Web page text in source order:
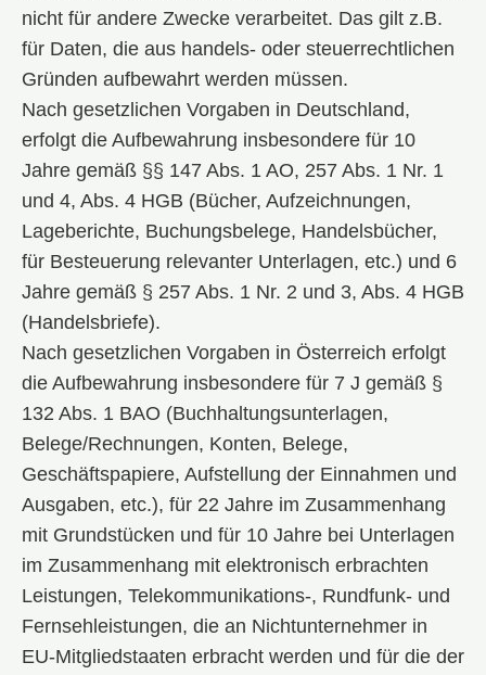
nicht für andere Zwecke verarbeitet. Das gilt z.B.
für Daten, die aus handels- oder steuerrechtlichen
Gründen aufbewahrt werden müssen.
Nach gesetzlichen Vorgaben in Deutschland,
erfolgt die Aufbewahrung insbesondere für 10
Jahre gemäß §§ 147 Abs. 1 AO, 257 Abs. 1 Nr. 1
und 4, Abs. 4 HGB (Bücher, Aufzeichnungen,
Lageberichte, Buchungsbelege, Handelsbücher,
für Besteuerung relevanter Unterlagen, etc.) und 6
Jahre gemäß § 257 Abs. 1 Nr. 2 und 3, Abs. 4 HGB
(Handelsbriefe).
Nach gesetzlichen Vorgaben in Österreich erfolgt
die Aufbewahrung insbesondere für 7 J gemäß §
132 Abs. 1 BAO (Buchhaltungsunterlagen,
Belege/Rechnungen, Konten, Belege,
Geschäftspapiere, Aufstellung der Einnahmen und
Ausgaben, etc.), für 22 Jahre im Zusammenhang
mit Grundstücken und für 10 Jahre bei Unterlagen
im Zusammenhang mit elektronisch erbrachten
Leistungen, Telekommunikations-, Rundfunk- und
Fernsehleistungen, die an Nichtunternehmer in
EU-Mitgliedstaaten erbracht werden und für die der